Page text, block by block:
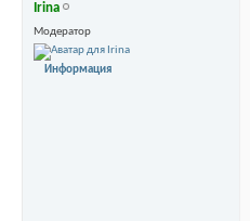
Irina
Модератор
Информация